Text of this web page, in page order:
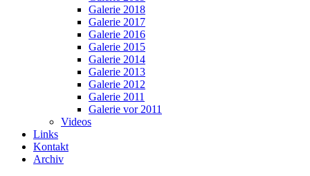
Galerie 2018
Galerie 2017
Galerie 2016
Galerie 2015
Galerie 2014
Galerie 2013
Galerie 2012
Galerie 2011
Galerie vor 2011
Videos
Links
Kontakt
Archiv